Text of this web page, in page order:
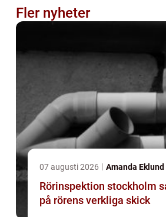
Fler nyheter
07 augusti 2026 Amanda Eklund
Rörinspektion stockholm så får du koll
på rörens verkliga skick